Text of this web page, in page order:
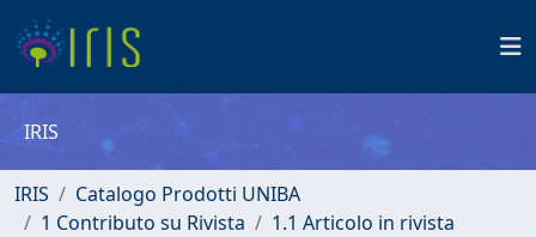
IRIS
IRIS
Catalogo Prodotti UNIBA
1 Contributo su Rivista
1.1 Articolo in rivista